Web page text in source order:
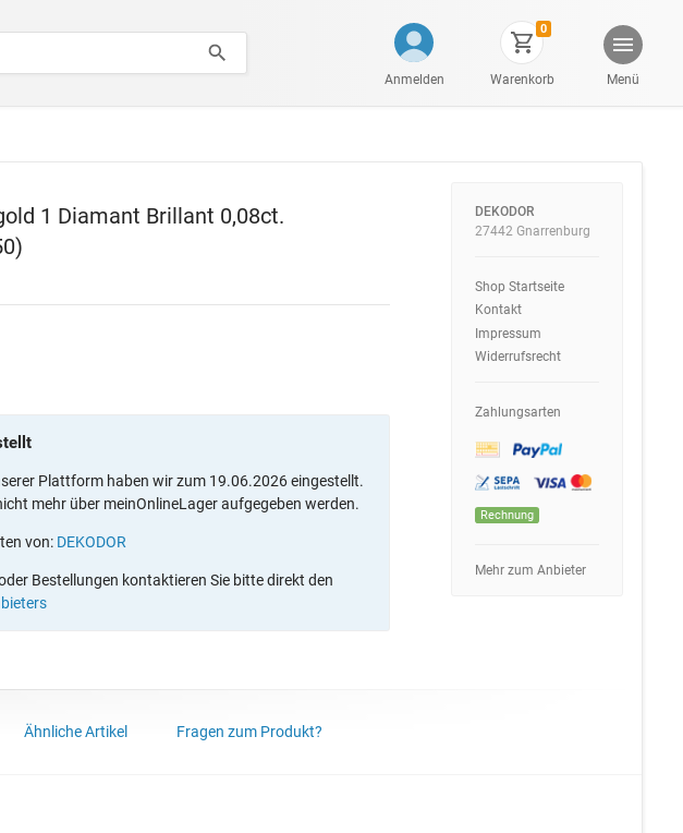
Anmelden
0
Warenkorb Menü
1 Diamant Brillant 0,08ct.
Plattform haben wir zum 19.06.2026 eingestellt.
mehr über meinOnlineLager aufgegeben werden.
von: DEKODOR
Bestellungen kontaktieren Sie bitte direkt den
DEKODOR
27442 Gnarrenburg
Shop Startseite
Kontakt
Impressum
Widerrufsrecht
Zahlungsarten
Rechnung
Mehr zum Anbieter
Ähnliche Artikel Fragen zum Produkt?